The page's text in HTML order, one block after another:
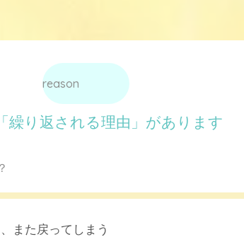
reason
繰り返される理由」があります
また戻ってしまう